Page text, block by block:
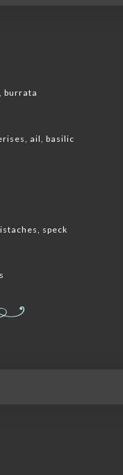
burrata
ail, basilic
speck